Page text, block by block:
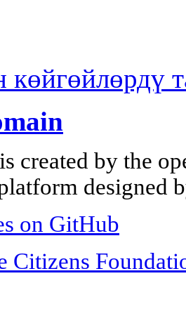
created by the
designed
on GitHub
Citizens